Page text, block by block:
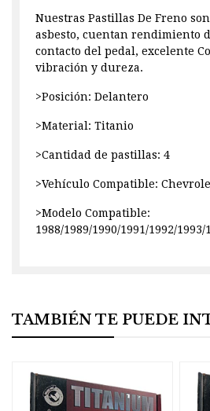
Nuestras Pastillas De Freno
asbesto, cuentan rendimiento
contacto del pedal, excelente
vibración y dureza.
>Posición: Delantero
>Material: Titanio
>Cantidad de pastillas: 4
>Vehículo Compatible:
>Modelo Compatible:
1988/1989/1990/1991/1992/
TAMBIÉN TE PUEDE